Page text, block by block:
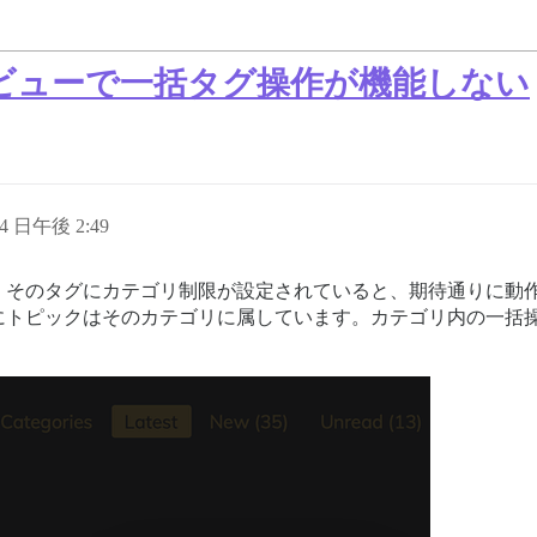
ーで一括タグ操作が機能しない
日午後 2:49
のタグにカテゴリ制限が設定されていると、期待通りに動
ピックはそのカテゴリに属しています。カテゴリ内の一括